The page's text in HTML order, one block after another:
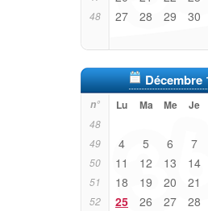
48 27 28 29 30
Décembre
n° Lu Ma Me Je
48
49 4 5 6 7
50 11 12 13 14
51 18 19 20 21
52 25 26 27 28